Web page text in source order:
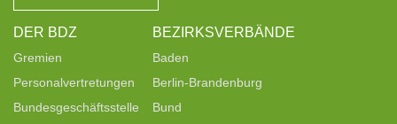
DER BDZ
Gremien
Personalvertretungen
Bundesgeschäftsstelle
BEZIRKSVERBÄNDE
Baden
Berlin-Brandenburg
Bund